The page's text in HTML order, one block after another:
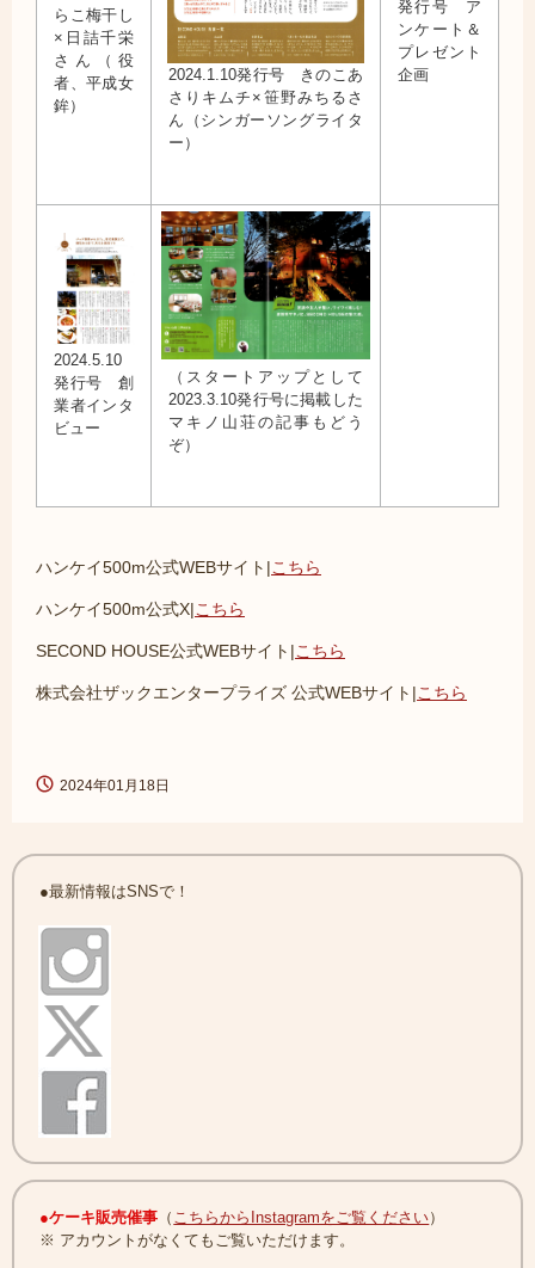
らこ梅干し
×日詰千栄
さん（役
者、平成女
鉾）
2024.1.10発行号 きのこあ
さりキムチ×笹野みちるさ
ん（シンガーソングライタ
ー）
発行号 ア
ンケート＆
プレゼント
企画
2024.5.10
発行号 創
業者インタ
ビュー
（スタートアップとして
2023.3.10発行号に掲載した
マキノ山荘の記事もどう
ぞ）
ハンケイ500m公式WEBサイト|こちら
ハンケイ500m公式X|こちら
SECOND HOUSE公式WEBサイト|こちら
株式会社ザックエンタープライズ 公式WEBサイト|こちら
2024年01月18日
●最新情報はSNSで！
●ケーキ販売催事 （ こちらからInstagramをご覧ください）
※ アカウントがなくてもご覧いただけます。